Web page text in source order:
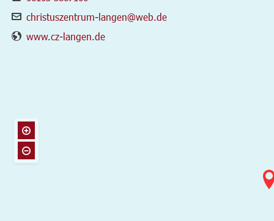
christuszentrum-langen@web.de
www.cz-langen.de